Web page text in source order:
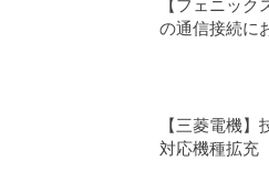
【フェニック
の通信接続に
【三菱電機
対応機種拡充